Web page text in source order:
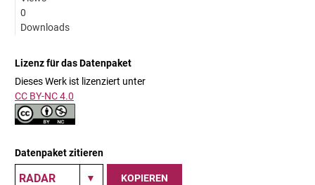
0
Downloads
Lizenz für das Datenpaket
Dieses Werk ist lizenziert unter
CC BY-NC 4.0
Datenpaket zitieren
KOPIEREN